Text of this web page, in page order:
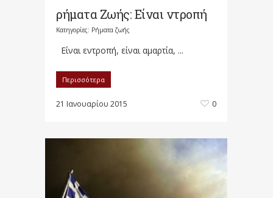
ρήματα Ζωής: Είναι ντροπή
Κατηγορίες: Ρήματα ζωής
Είναι εντροπή, είναι αμαρτία, ...
Περισσότερα
21 Ιανουαρίου 2015 0